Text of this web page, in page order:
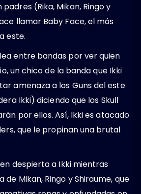
(Rika, Mikan, Ringo y
llamar Baby Face, el más
este.
entre bandas por ver quien
un chico de la banda que Ikki
amenaza a los Guns del este
Ikki) diciendo que los Skull
por ellos. Así, Ikki es atacado
que le propinan una brutal
despierta a Ikki mientras
de Mikan, Ringo y Shiraume, que